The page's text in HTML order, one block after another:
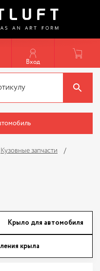
Вход
Кузовные запчасти
Крыло для автомобиля
крыла